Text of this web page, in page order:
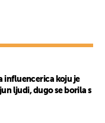
influencerica koju je
ljudi, dugo se borila s